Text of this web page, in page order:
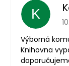
K
Výborná
Knihovna